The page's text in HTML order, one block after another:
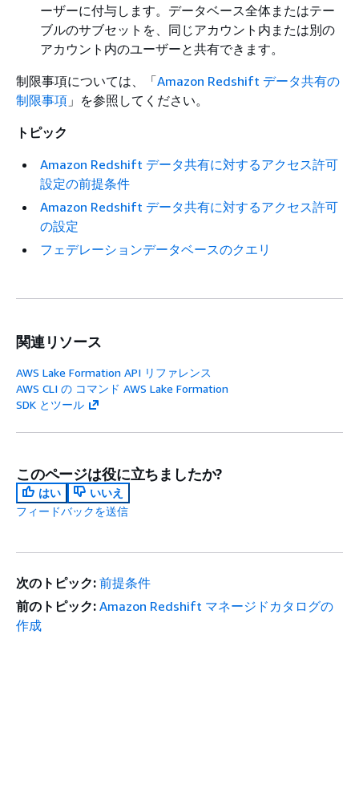
ーザーに付与します。データベース全体またはテー
ブルのサブセットを、同じアカウント内または別の
アカウント内のユーザーと共有できます。
制限事項については、「Amazon Redshift データ共有の
制限事項 」を参照してください。
トピック
Amazon Redshift データ共有に対するアクセス許可
設定の前提条件
Amazon Redshift データ共有に対するアクセス許可
の設定
フェデレーションデータベースのクエリ
関連リソース
AWS Lake Formation API リファレンス
AWS CLI の コマンド AWS Lake Formation
SDK とツール
このページは役に立ちましたか?
はい
いいえ
フィードバックを送信
次のトピック: 前提条件
前のトピック: Amazon Redshift マネージドカタログの
作成